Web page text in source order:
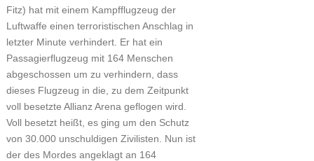
Fitz) hat mit einem Kampfflugzeug der
Luftwaffe einen terroristischen Anschlag in
letzter Minute verhindert. Er hat ein
Passagierflugzeug mit 164 Menschen
abgeschossen um zu verhindern, dass
dieses Flugzeug in die, zu dem Zeitpunkt
voll besetzte Allianz Arena geflogen wird.
Voll besetzt heißt, es ging um den Schutz
von 30.000 unschuldigen Zivilisten. Nun ist
der des Mordes angeklagt an 164